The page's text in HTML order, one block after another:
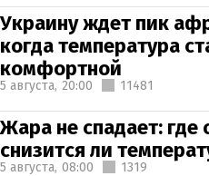
Украину ждет пик
когда температура
комфортной
5 августа, 20:00 11481
Жара не спадает:
снизится ли
5 августа, 08:00 1319